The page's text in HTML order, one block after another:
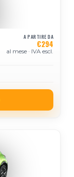
A PARTIRE DA
€294
al mese · IVA escl.